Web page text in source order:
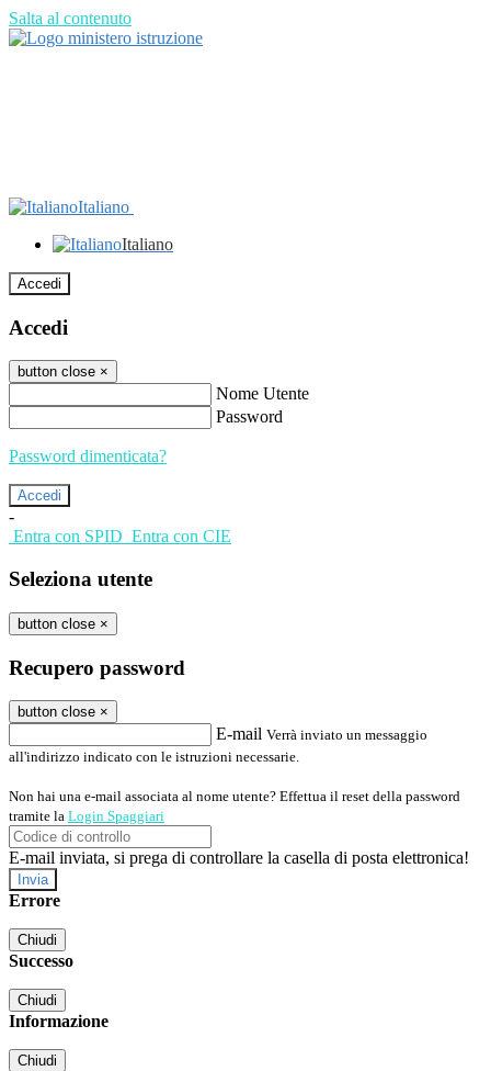
Salta al contenuto
Italiano
Italiano
Accedi
Accedi
button close ×
Nome Utente
Password
Password dimenticata?
-
Entra con SPID Entra con CIE
Seleziona utente
button close ×
Recupero password
button close ×
E-mail Verrà inviato un messaggio
all'indirizzo indicato con le istruzioni necessarie.
Non hai una e-mail associata al nome utente? Effettua il reset della password
tramite la Login Spaggiari
E-mail inviata, si prega di controllare la casella di posta elettronica!
Errore
Chiudi
Successo
Chiudi
Informazione
Chiudi